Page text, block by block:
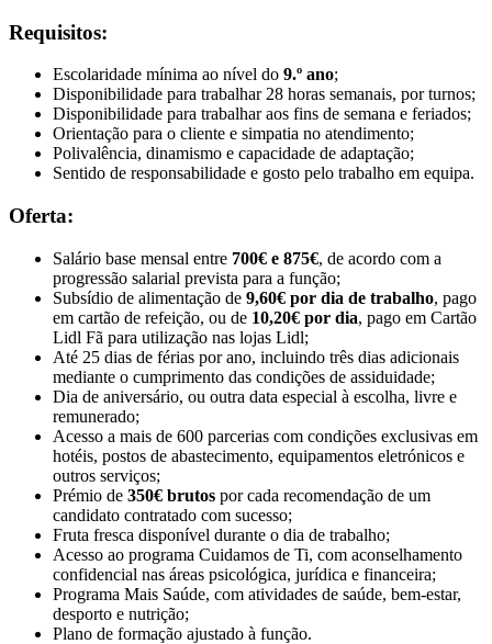
Requisitos:
Escolaridade mínima ao nível do 9.º ano;
Disponibilidade para trabalhar 28 horas semanais, por turnos;
Disponibilidade para trabalhar aos fins de semana e feriados;
Orientação para o cliente e simpatia no atendimento;
Polivalência, dinamismo e capacidade de adaptação;
Sentido de responsabilidade e gosto pelo trabalho em equipa.
Oferta:
Salário base mensal entre 700€ e 875€, de acordo com a
progressão salarial prevista para a função;
Subsídio de alimentação de 9,60€ por dia de trabalho, pago
em cartão de refeição, ou de 10,20€ por dia, pago em Cartão
Lidl Fã para utilização nas lojas Lidl;
Até 25 dias de férias por ano, incluindo três dias adicionais
mediante o cumprimento das condições de assiduidade;
Dia de aniversário, ou outra data especial à escolha, livre e
remunerado;
Acesso a mais de 600 parcerias com condições exclusivas em
hotéis, postos de abastecimento, equipamentos eletrónicos e
outros serviços;
Prémio de 350€ brutos por cada recomendação de um
candidato contratado com sucesso;
Fruta fresca disponível durante o dia de trabalho;
Acesso ao programa Cuidamos de Ti, com aconselhamento
confidencial nas áreas psicológica, jurídica e financeira;
Programa Mais Saúde, com atividades de saúde, bem-estar,
desporto e nutrição;
Plano de formação ajustado à função.